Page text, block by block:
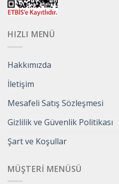
HIZLI MENÜ
Hakkımızda
İletişim
Mesafeli Satış Sözleşmesi
Gizlilik ve Güvenlik Politikası
Şart ve Koşullar
MÜŞTERI MENÜSÜ